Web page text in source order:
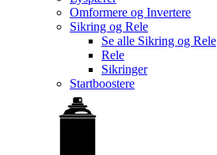
Omformere og Invertere
Sikring og Rele
Se alle Sikring og Rele
Rele
Sikringer
Startboostere